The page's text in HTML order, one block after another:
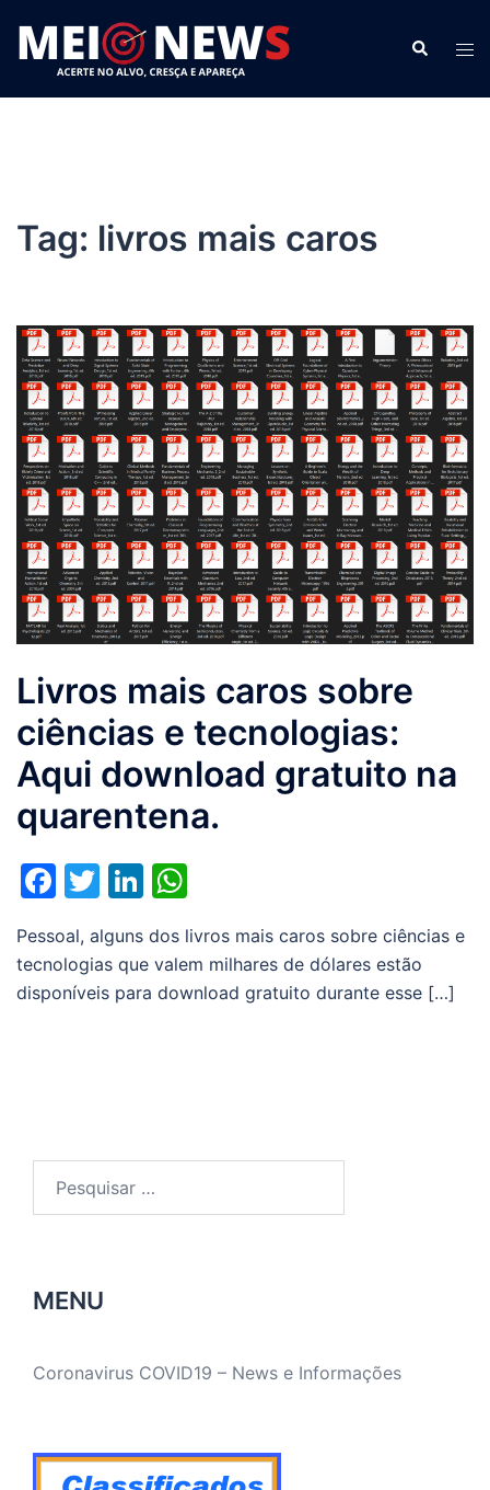
para
conteúdo
Search
Tag: livros mais caros
Livros mais caros sobre
ciências e tecnologias:
Aqui download gratuito na
quarentena.
Facebook
TwitterLinkedIn
Pessoal, alguns dos livros mais caros sobre ciências e
tecnologias que valem milhares de dólares estão
disponíveis para download gratuito durante esse […]
MENU
Coronavirus COVID19 – News e Informações